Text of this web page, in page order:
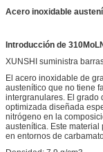
Acero inoxidable
Introducción de
XUNSHI suministra
El acero inoxidable de
austenítico que no tiene
intergranulares. El grado
optimizada diseñada
nitrógeno en la
austenítica. Este
en entornos de